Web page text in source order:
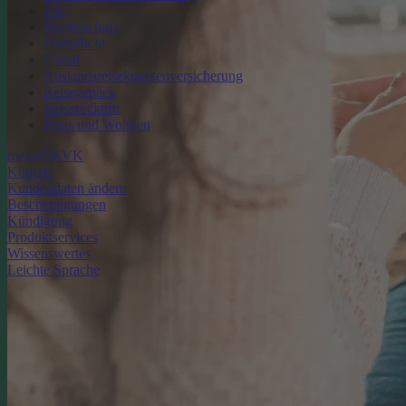
Kfz
Rechtsschutz
Haftpflicht
Unfall
Auslandsreisekrankenversicherung
Reisegepäck
Reiserücktritt
Haus und Wohnen
meineDEVK
Kontakt
Kundendaten ändern
Bescheinigungen
Kündigung
Produktservices
Wissenswertes
Leichte Sprache